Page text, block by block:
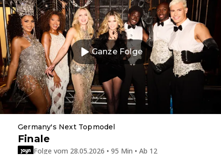
Ganze Folge
Germany's Next Topmodel
Finale
Folge vom 28.05.2026 • 95 Min • Ab 12